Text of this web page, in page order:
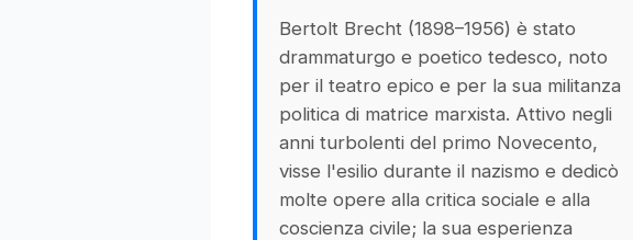
Bertolt Brecht (1898–1956) è stato
drammaturgo e poetico tedesco, noto
per il teatro epico e per la sua militanza
politica di matrice marxista. Attivo negli
anni turbolenti del primo Novecento,
visse l'esilio durante il nazismo e dedicò
molte opere alla critica sociale e alla
coscienza civile; la sua esperienza